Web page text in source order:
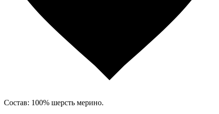
Состав: 100% шерсть мерино.